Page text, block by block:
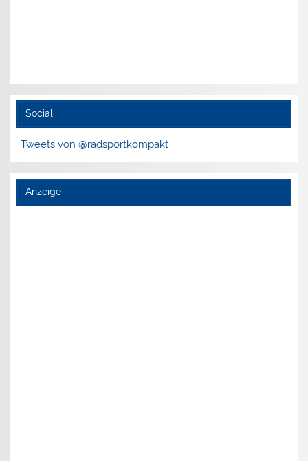
Social
Tweets von @radsportkompakt
Anzeige